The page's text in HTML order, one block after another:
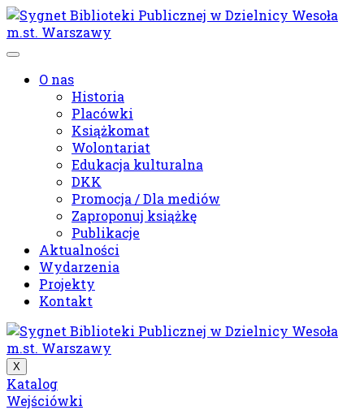
Przejdź
do
treści
O nas
Historia
Placówki
Książkomat
Wolontariat
Edukacja kulturalna
DKK
Promocja / Dla mediów
Zaproponuj książkę
Publikacje
Aktualności
Wydarzenia
Projekty
Kontakt
X
Katalog
Wejściówki